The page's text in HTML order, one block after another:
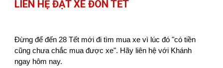
LIÊN HỆ ĐẶT XE ĐÓN TẾT
Đừng để đến 28 Tết mới đi tìm mua xe vì lúc đó "có tiền
cũng chưa chắc mua được xe". Hãy liên hệ với Khánh
ngay hôm nay.